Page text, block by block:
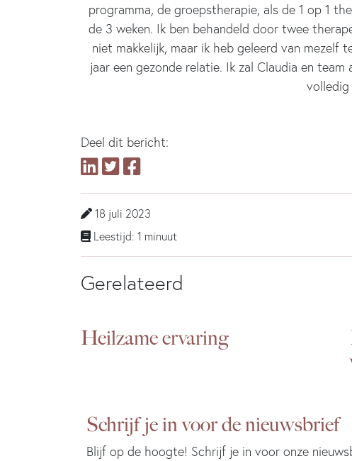
programma, de groepstherapie, als de 1 op 1
de 3 weken. Ik ben behandeld door twee
niet makkelijk, maar ik heb geleerd van mezelf
jaar een gezonde relatie. Ik zal Claudia en
volledig
Deel dit bericht:
18 juli 2023
Leestijd: 1 minuut
Gerelateerd
Heilzame ervaring
Schrijf je in voor de nieuwsbrief
Blijf op de hoogte! Schrijf je in voor onze